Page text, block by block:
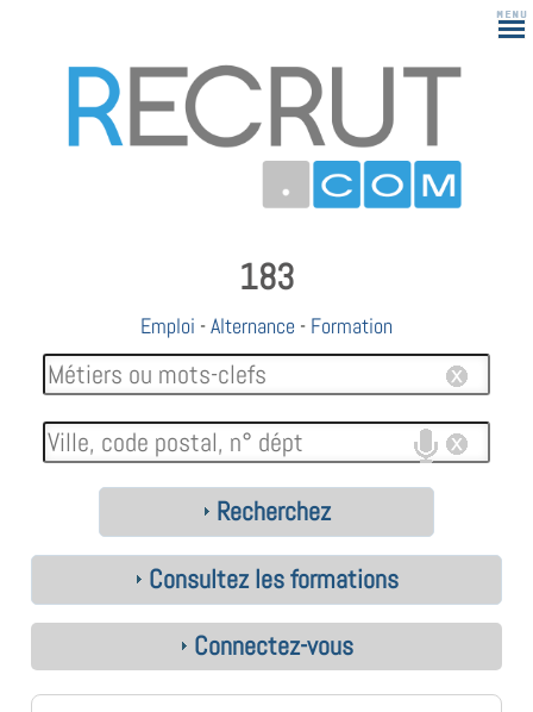
183
Emploi -Alternance - Formation
Recherchez
Consultez les formations
Connectez-vous